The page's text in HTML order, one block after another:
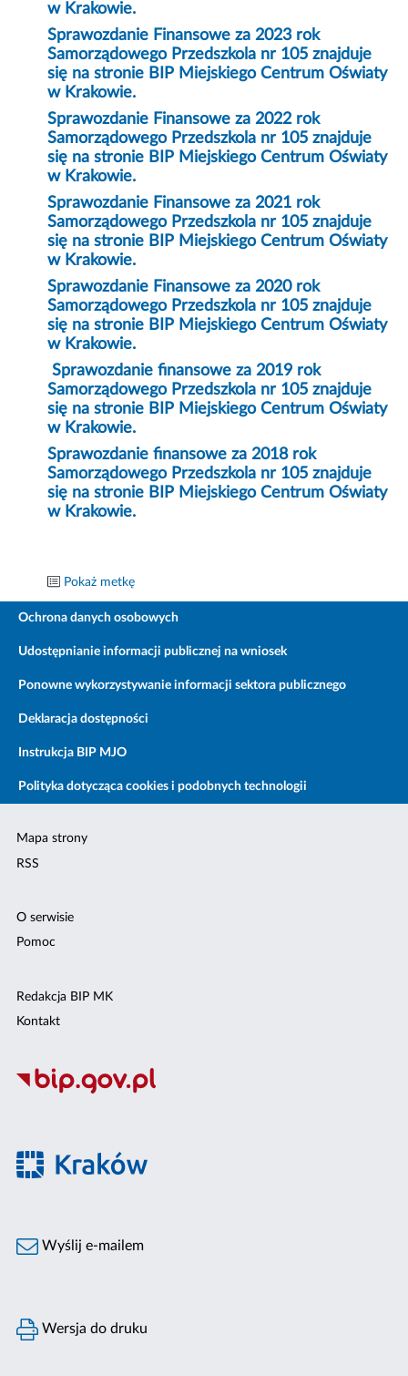
w Krakowie.
Sprawozdanie Finansowe za 2023 rok
Samorządowego Przedszkola nr 105 znajduje
się na stronie BIP Miejskiego Centrum Oświaty
w Krakowie.
Sprawozdanie Finansowe za 2022 rok
Samorządowego Przedszkola nr 105 znajduje
się na stronie BIP Miejskiego Centrum Oświaty
w Krakowie.
Sprawozdanie Finansowe za 2021 rok
Samorządowego Przedszkola nr 105 znajduje
się na stronie BIP Miejskiego Centrum Oświaty
w Krakowie.
Sprawozdanie Finansowe za 2020 rok
Samorządowego Przedszkola nr 105 znajduje
się na stronie BIP Miejskiego Centrum Oświaty
w Krakowie.
Sprawozdanie finansowe za 2019 rok
Samorządowego Przedszkola nr 105 znajduje
się na stronie BIP Miejskiego Centrum Oświaty
w Krakowie.
Sprawozdanie finansowe za 2018 rok
Samorządowego Przedszkola nr 105 znajduje
się na stronie BIP Miejskiego Centrum Oświaty
w Krakowie.
Pokaż metkę
Ochrona danych osobowych
Udostępnianie informacji publicznej na wniosek
Ponowne wykorzystywanie informacji sektora publicznego
Deklaracja dostępności
Instrukcja BIP MJO
Polityka dotycząca cookies i podobnych technologii
Mapa strony
RSS
O serwisie
Pomoc
Redakcja BIP MK
Kontakt
Wyślij e-mailem
Wersja do druku